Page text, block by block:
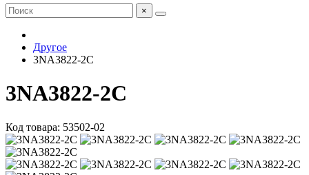
×
Другое
3NA3822-2C
3NA3822-2C
Код товара: 53502-02